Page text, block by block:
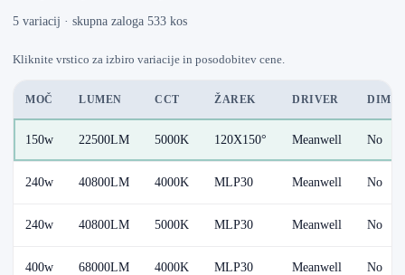
5 variacij · skupna zaloga 533 kos
Kliknite vrstico za izbiro variacije in posodobitev cene.
MOČ LUMEN CCT ŽAREK DRIVER DIM /
150w 22500LM 5000K 120X150° Meanwell No
240w 40800LM 4000K MLP30 Meanwell No
240w 40800LM 5000K MLP30 Meanwell No
400w 68000LM 4000K MLP30 Meanwell No